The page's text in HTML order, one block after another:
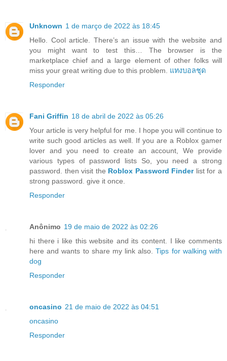
Unknown 1 de março de 2022 às 18:45
Hello. Cool article. There’s an issue with the website and
you might want to test this… The browser is the
marketplace chief and a large element of other folks will
miss your great writing due to this problem. แทงบอลชุด
Responder
Fani Griffin 18 de abril de 2022 às 05:26
Your article is very helpful for me. I hope you will continue to
write such good articles as well. If you are a Roblox gamer
lover and you need to create an account, We provide
various types of password lists So, you need a strong
password. then visit the Roblox Password Finderlist for a
strong password. give it once.
Responder
Anônimo 19 de maio de 2022 às 02:26
hi there i like this website and its content. I like comments
here and wants to share my link also.Tips for walking with
dog
Responder
oncasino 21 de maio de 2022 às 04:51
oncasino
Responder